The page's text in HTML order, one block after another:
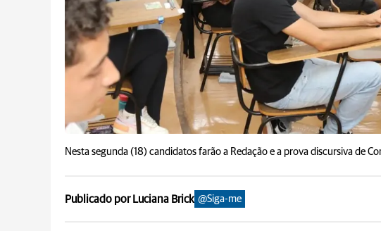
Nesta segunda (18) candidatos farão a Redação e a prova discursiva de
Publicado por Luciana Brick @Siga-me